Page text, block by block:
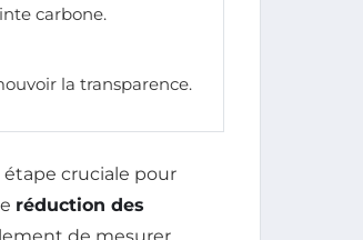
carbone.
la transparence.
cruciale pour
réduction des